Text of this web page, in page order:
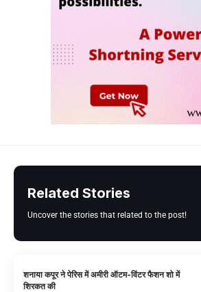
Related Stories
Uncover the stories that related to the post!
शनाया कपूर ने पेरिस में अमीरी ऑटम-विंटर फैशन शो में
शिरकत की